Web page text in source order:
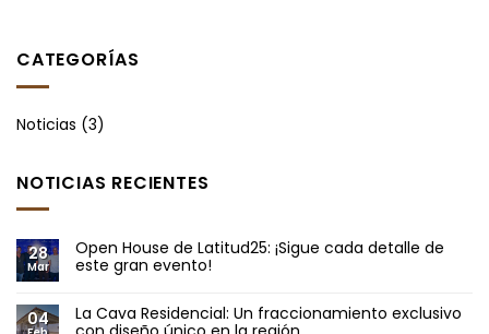
CATEGORÍAS
Noticias (3)
NOTICIAS RECIENTES
28
Mar
Open House de Latitud25: ¡Sigue cada detalle de
este gran evento!
04
La Cava Residencial: Un fraccionamiento exclusivo